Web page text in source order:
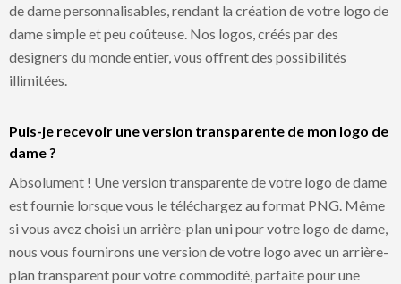
de dame personnalisables, rendant la création de votre logo de
dame simple et peu coûteuse. Nos logos, créés par des
designers du monde entier, vous offrent des possibilités
illimitées.
Puis-je recevoir une version transparente de mon logo de
dame ?
Absolument ! Une version transparente de votre logo de dame
est fournie lorsque vous le téléchargez au format PNG. Même
si vous avez choisi un arrière-plan uni pour votre logo de dame,
nous vous fournirons une version de votre logo avec un arrière-
plan transparent pour votre commodité, parfaite pour une